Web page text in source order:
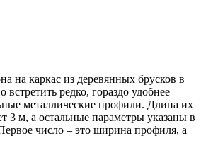
на каркас из деревянных брусков в
редко, гораздо удобнее
металлические профили. Длина их
3 м, а остальные параметры указаны в
число – это ширина профиля, а